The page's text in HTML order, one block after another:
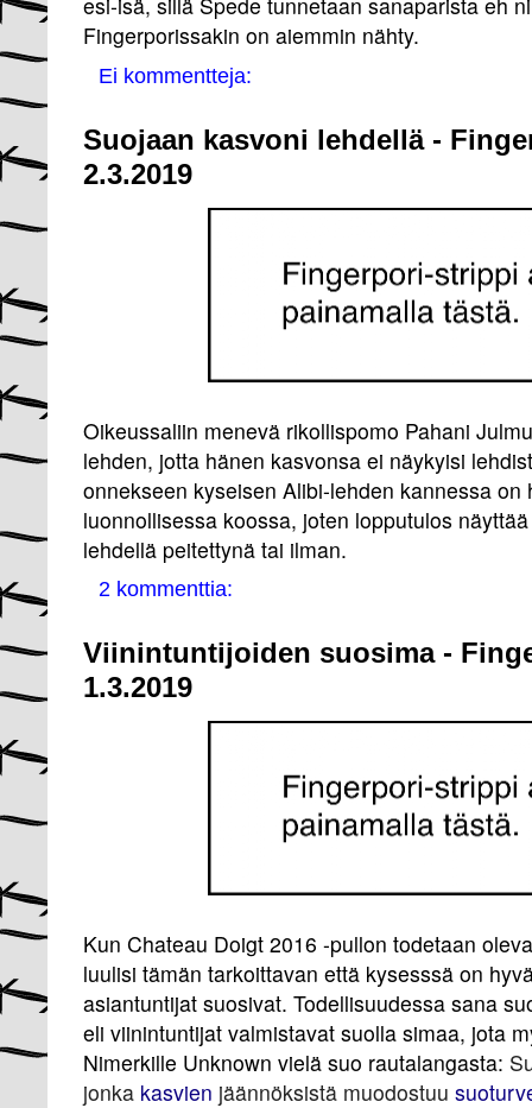
Fingerporissakin on aiemmin nähty.
Ei kommentteja:
Suojaan kasvoni lehdellä -
2.3.2019
Oikeussaliin menevä rikollispomo Pahani
lehden, jotta hänen kasvonsa ei näykyisi
onnekseen kyseisen Alibi-lehden kannessa on
luonnollisessa koossa, joten lopputulos
lehdellä peitettynä tai ilman.
2 kommenttia:
Viinintuntijoiden suosima -
1.3.2019
Kun Chateau Doigt 2016 -pullon todetaan
luulisi tämän tarkoittavan että kysesssä on
asiantuntijat suosivat. Todellisuudessa sana
eli viinintuntijat valmistavat suolla simaa, jota
Nimerkille Unknown vielä suo rautalangasta:
jonka kasvien jäännöksistä muodostuu